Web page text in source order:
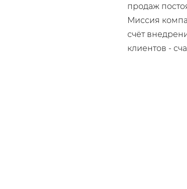
продаж
Миссия
счёт
клиентов -